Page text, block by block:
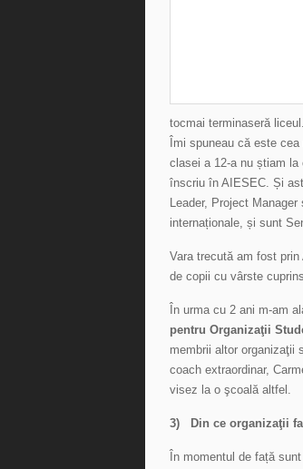
tocmai terminaseră
Îmi spuneau că este
clasei a 12-a nu știam
înscriu în AIESEC. Și
Leader, Project
internaționale, și sunt
Vara trecută am fost
de copii cu vârste
În urma cu 2 ani m-am
pentru Organizaţii
membrii altor organizaţii
coach extraordinar,
visez la o şcoală altfel.
3) Din ce organizaţii
În momentul de față